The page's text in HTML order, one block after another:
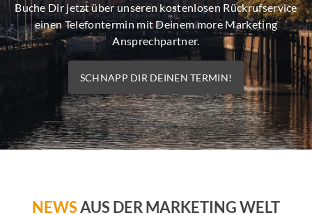
Buche Dir jetzt über unseren kostenlosen Rückrufservice
einen Telefontermin mit Deinem more Marketing
Ansprechpartner.
SCHNAPP DIR DEINEN TERMIN!
NEWSAUS DER MARKETING WELT